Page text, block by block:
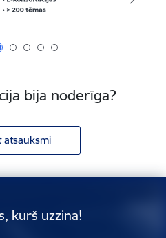
bija noderīga?
atsauksmi
kurš uzzina!